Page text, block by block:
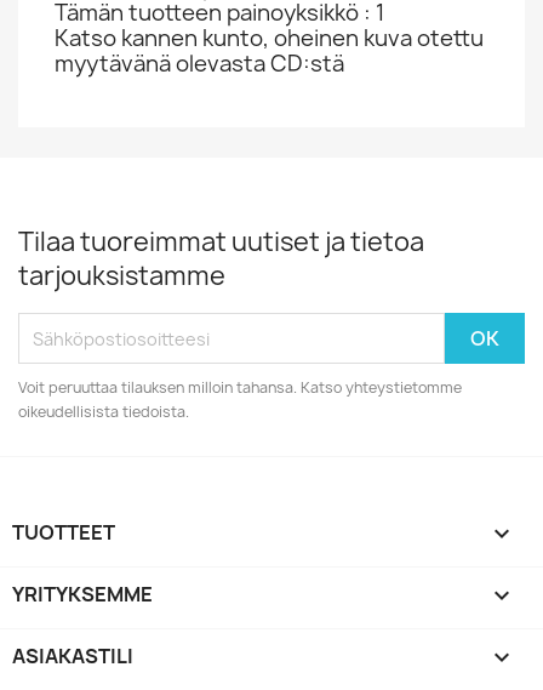
Tämän tuotteen painoyksikkö : 1
Katso kannen kunto, oheinen kuva otettu
myytävänä olevasta CD:stä
Tilaa tuoreimmat uutiset ja tietoa
tarjouksistamme
Voit peruuttaa tilauksen milloin tahansa. Katso yhteystietomme
oikeudellisista tiedoista.
TUOTTEET 
YRITYKSEMME 
ASIAKASTILI 